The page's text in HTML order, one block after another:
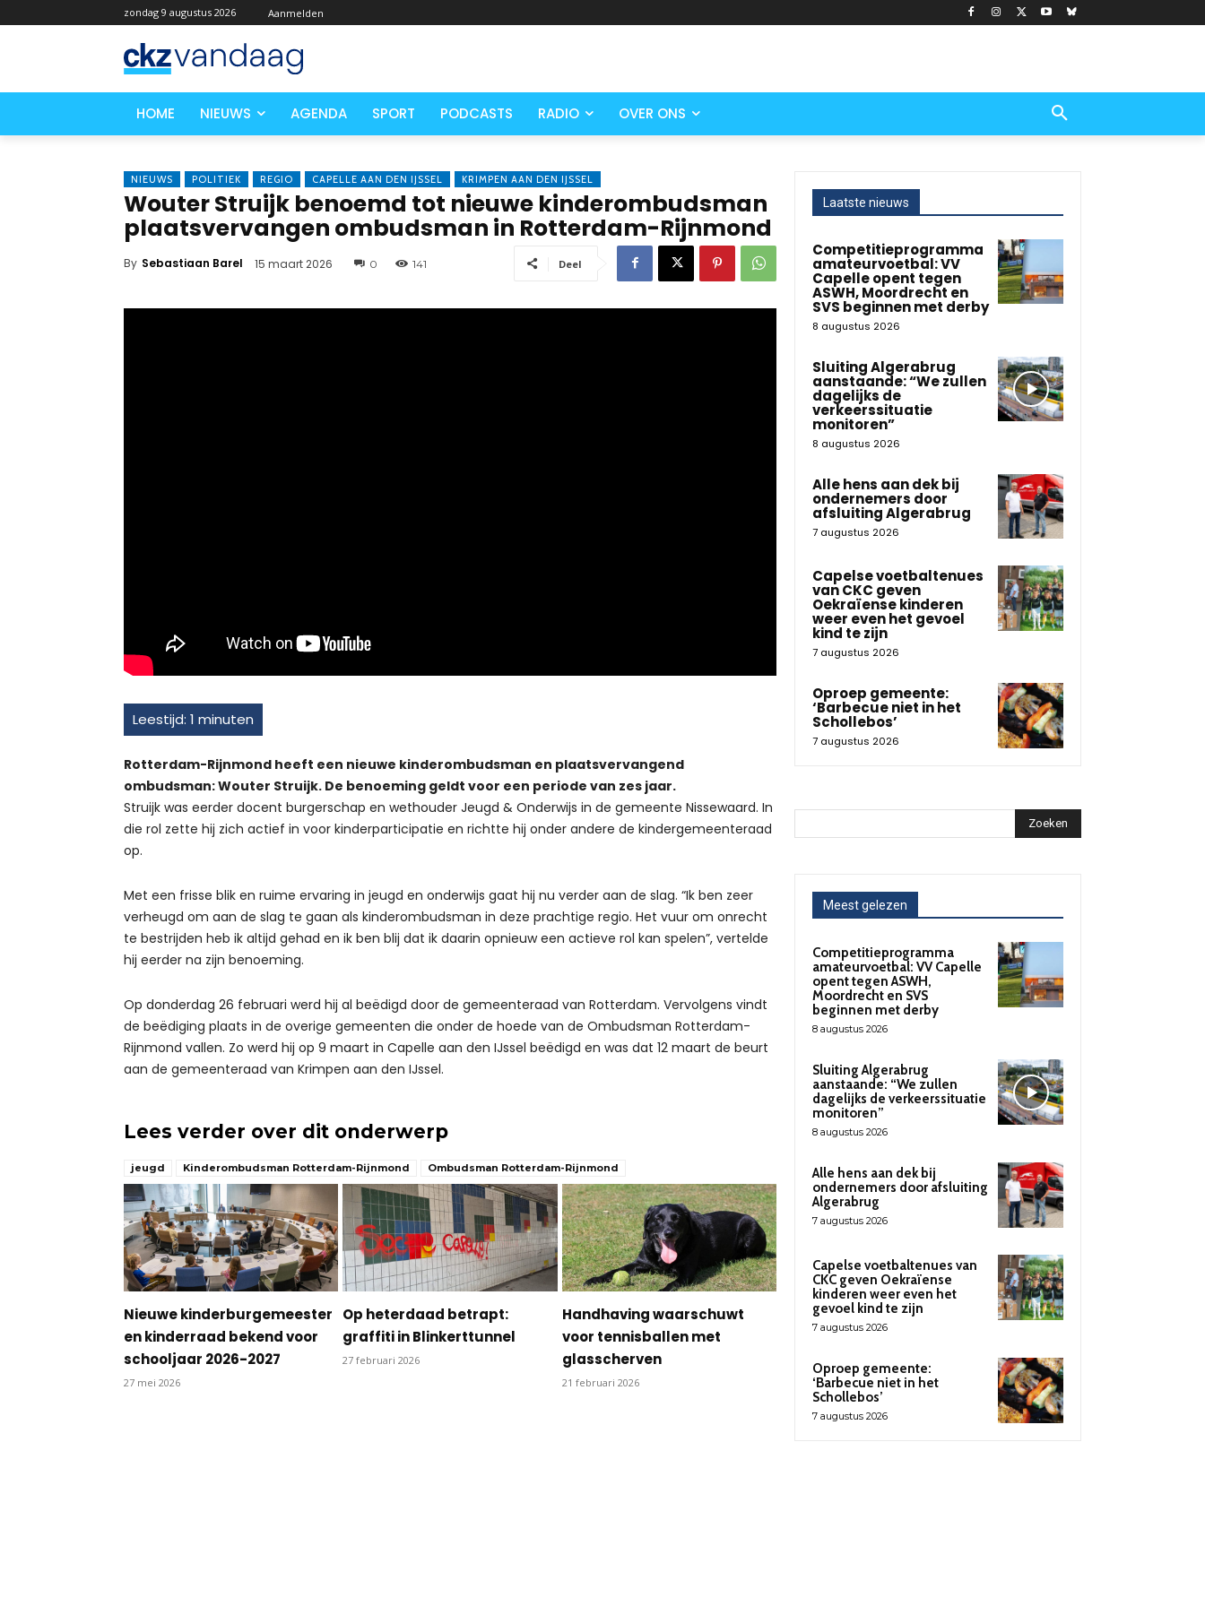
zondag 9 augustus 2026 Aanmelden
HOME NIEUWS AGENDA SPORT PODCASTS RADIO OVER ONS
NIEUWS POLITIEK REGIO CAPELLE AAN DEN IJSSEL KRIMPEN AAN DEN IJSSEL
Wouter Struijk benoemd tot nieuwe kinderombudsman
plaatsvervangen ombudsman in Rotterdam-Rijnmond
By Sebastiaan Barel 15 maart 2026 0 141 Deel
Rotterdam-Rijnmond heeft een nieuwe kinderombudsman en plaatsvervangend
ombudsman: Wouter Struijk. De benoeming geldt voor een periode van zes jaar.
Struijk was eerder docent burgerschap en wethouder Jeugd & Onderwijs in de gemeente Nissewaard. In
die rol zette hij zich actief in voor kinderparticipatie en richtte hij onder andere de kindergemeenteraad
op.
Met een frisse blik en ruime ervaring in jeugd en onderwijs gaat hij nu verder aan de slag. “Ik ben zeer
verheugd om aan de slag te gaan als kinderombudsman in deze prachtige regio. Het vuur om onrecht
te bestrijden heb ik altijd gehad en ik ben blij dat ik daarin opnieuw een actieve rol kan spelen”, vertelde
hij eerder na zijn benoeming.
Op donderdag 26 februari werd hij al beëdigd door de gemeenteraad van Rotterdam. Vervolgens vindt
de beëdiging plaats in de overige gemeenten die onder de hoede van de Ombudsman Rotterdam-
Rijnmond vallen. Zo werd hij op 9 maart in Capelle aan den IJssel beëdigd en was dat 12 maart de beurt
aan de gemeenteraad van Krimpen aan den IJssel.
Lees verder over dit onderwerp
jeugd Kinderombudsman Rotterdam-Rijnmond Ombudsman Rotterdam-Rijnmond
Nieuwe kinderburgemeester
en kinderraad bekend voor
schooljaar 2026-2027
27 mei 2026
Op heterdaad betrapt:
graffiti in Blinkerttunnel
27 februari 2026
Handhaving waarschuwt
voor tennisballen met
glasscherven
21 februari 2026
Laatste nieuws
Competitieprogramma
amateurvoetbal: VV
Capelle opent tegen
ASWH, Moordrecht en
SVS beginnen met derby
8 augustus 2026
Sluiting Algerabrug
aanstaande: “We zullen
dagelijks de
verkeerssituatie
monitoren”
8 augustus 2026
Alle hens aan dek bij
ondernemers door
afsluiting Algerabrug
7 augustus 2026
Capelse voetbaltenues
van CKC geven
Oekraïense kinderen
weer even het gevoel
kind te zijn
7 augustus 2026
Oproep gemeente:
‘Barbecue niet in het
Schollebos’
7 augustus 2026
Zoeken
Meest gelezen
Competitieprogramma
amateurvoetbal: VV Capelle
opent tegen ASWH,
Moordrecht en SVS
beginnen met derby
8 augustus 2026
Sluiting Algerabrug
aanstaande: “We zullen
dagelijks de verkeerssituatie
monitoren”
8 augustus 2026
Alle hens aan dek bij
ondernemers door afsluiting
Algerabrug
7 augustus 2026
Capelse voetbaltenues van
CKC geven Oekraïense
kinderen weer even het
gevoel kind te zijn
7 augustus 2026
Oproep gemeente:
‘Barbecue niet in het
Schollebos’
7 augustus 2026